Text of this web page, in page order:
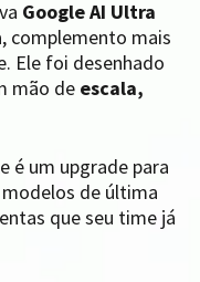
Google AI Ultra
complemento mais
Ele foi desenhado
mão de escala,
é um upgrade para
de última
que seu time já